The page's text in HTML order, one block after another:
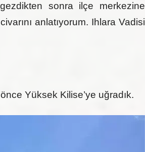
sonra ilçe merkezine
anlatıyorum. Ihlara Vadisi
Yüksek Kilise’ye uğradık.